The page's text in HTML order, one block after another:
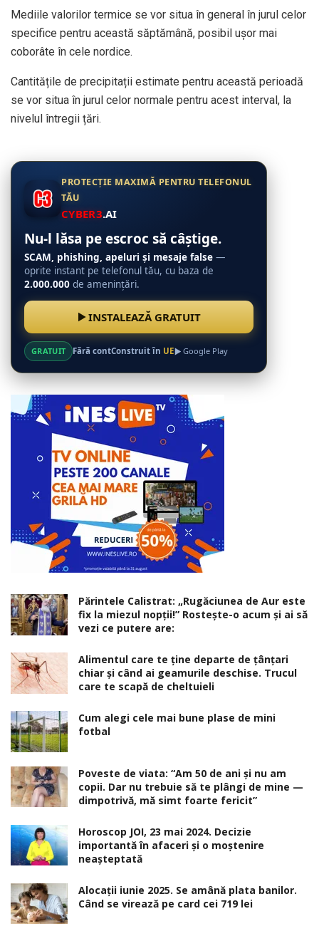
Mediile valorilor termice se vor situa în general în jurul celor
specifice pentru această săptămână, posibil ușor mai
coborâte în cele nordice.
Cantitățile de precipitații estimate pentru această perioadă
se vor situa în jurul celor normale pentru acest interval, la
nivelul întregii țări.
PROTECȚIE MAXIMĂ PENTRU TELEFONUL
TĂU
CYBER3.AI
Nu-l lăsa pe escroc să câștige.
SCAM, phishing, apeluri și mesaje false —
oprite instant pe telefonul tău, cu baza de
2.000.000 de amenințări.
INSTALEAZĂ GRATUIT
GRATUIT Fără contConstruit în UE Google Play
Părintele Calistrat: „Rugăciunea de Aur este
fix la miezul nopţii!” Rosteşte-o acum şi ai să
vezi ce putere are:
Alimentul care te ține departe de țânțari
chiar și când ai geamurile deschise. Trucul
care te scapă de cheltuieli
Cum alegi cele mai bune plase de mini
fotbal
Poveste de viata: “Am 50 de ani și nu am
copii. Dar nu trebuie să te plângi de mine —
dimpotrivă, mă simt foarte fericit”
Horoscop JOI, 23 mai 2024. Decizie
importantă în afaceri şi o moştenire
neaşteptată
Alocaţii iunie 2025. Se amână plata banilor.
Când se virează pe card cei 719 lei